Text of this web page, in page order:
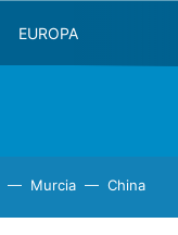
EUROPA
Murcia China